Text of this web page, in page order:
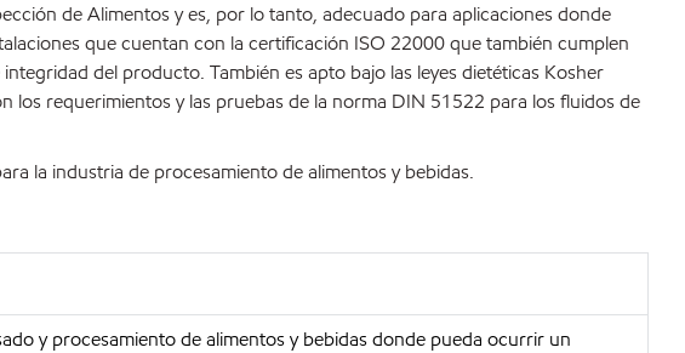
de Alimentos y es, por lo tanto, adecuado para aplicaciones donde
que cuentan con la certificación ISO 22000 que también cumplen
del producto. También es apto bajo las leyes dietéticas Kosher
los requerimientos y las pruebas de la norma DIN 51522 para los fluidos de
la industria de procesamiento de alimentos y bebidas.
y procesamiento de alimentos y bebidas donde pueda ocurrir un